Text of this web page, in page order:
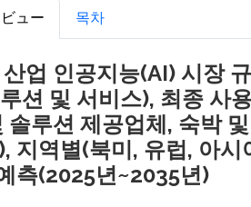
ュー 목차
업 인공지능(AI) 시장
션 및 서비스), 최종 사
솔루션 제공업체, 숙박
지역별(북미, 유럽, 아
측(2025년~2035년)